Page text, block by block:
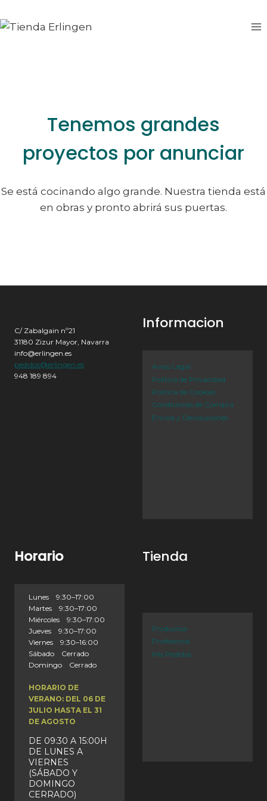
al
al
Tenemos grandes
proyectos por anunciar
Se está cocinando algo grande. Nuestra tienda está
en obras y pronto abrirá sus puertas.
C/ Zabalgain nº21
31180 Zizur Mayor, Navarra
info@erlingen.es
pedidos@erlingen.es
948 189 894
Informacion
Aviso Legal
Política de Privacidad
Política de Cookies
Condiciones de Compra
Envíos y Devoluciones
Horario
Lunes 9:30–17:00
Martes 9:30–17:00
Miércoles 9:30–17:00
Jueves 9:30–17:00
Viernes 9:30–16:00
Sábado Cerrado
Domingo Cerrado
HORARIO DE
VERANO: DEL 06 DE
JULIO HASTA EL 31
DE AGOSTO
DE 09:30 A 15:00H
DE LUNES A
VIERNES
(SÁBADO Y
DOMINGO
CERRADO)
Tienda
Productos
Profesional
Mis Pedidos